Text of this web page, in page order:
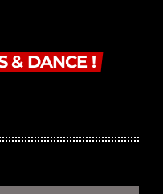
& DANCE !